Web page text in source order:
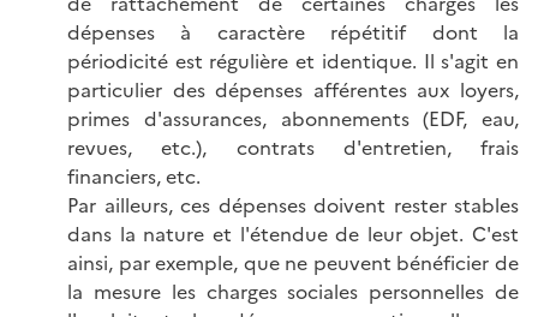
dépenses à caractère répétitif dont la
périodicité est régulière et identique. Il s'agit en
particulier des dépenses afférentes aux loyers,
primes d'assurances, abonnements (EDF, eau,
revues, etc.), contrats d'entretien, frais
financiers, etc.
Par ailleurs, ces dépenses doivent rester stables
dans la nature et l'étendue de leur objet. C'est
ainsi, par exemple, que ne peuvent bénéficier de
la mesure les charges sociales personnelles de